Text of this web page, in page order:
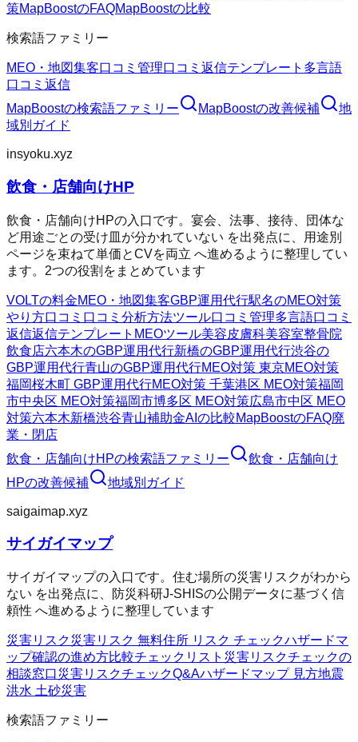
策MapBoostのFAQMapBoostの比較
検索語ファミリー
MEO・地図集客口コミ管理口コミ返信テンプレート 多言語
口コミ返信
MapBoostの検索語ファミリー MapBoostの改善候補
地
域別ガイド
insyoku.xyz
飲食・店舗向けHP
飲食・店舗向けHPの入口です。宴会、法事、接待、団体な
ど用途ごとの受け皿が分かれていない を出発点に、用途別
ページを束ねて単価とCVを両立 へ進めるように整理してい
ます。2つの役割をまとめています
VOLTの料金MEO・地図集客GBP運用代行駅名のMEO対策
やり方口コミ 口コミ分析方法ツール口コミ管理多言語口コミ
返信返信テンプレート MEOツール美容皮膚科美容室整骨院
飲食店六本木のGBP運用代行新橋のGBP運用代行渋谷の
GBP運用代行青山のGBP運用代行MEO対策 東京MEO対策
福岡桜木町 GBP運用代行MEO対策 千葉港区 MEO対策福岡
市中央区 MEO対策福岡市博多区 MEO対策広島市中区 MEO
対策六本木新橋渋谷青山補助金AIの比較MapBoostのFAQ廃
業・閉店
飲食・店舗向けHPの検索語ファミリー
飲食・店舗向け
HPの改善候補 地域別ガイド
saigaimap.xyz
サイガイマップ
サイガイマップの入口です。住む場所の災害リスクがわから
ない を出発点に、防災科研J-SHISの公開データに基づく信
頼性 へ進めるように整理しています
災害リスク災害リスク 無料住所 リスク チェックハザードマ
ップ確認の進め方比較チェックリスト 災害リスクチェックの
相談窓口災害リスクチェックQ&Aハザードマップ 見方地震
洪水 土砂災害
検索語ファミリー